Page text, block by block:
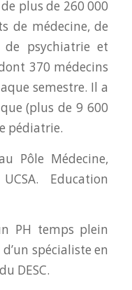
plus de 260 000
de médecine, de
de psychiatrie et
370 médecins
semestre. Il a
(plus de 9 600
pédiatrie.
Pôle Médecine,
Education
PH temps plein
spécialiste en
DESC.